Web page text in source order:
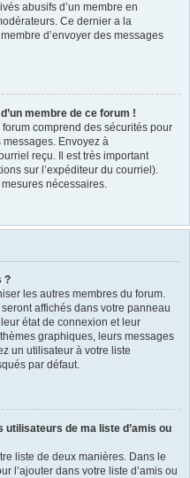
abusifs d’un membre en
Ce dernier a la
d’envoyer des messages
membre de ce forum !
comprend des sécurités pour
Envoyez à
reçu. Il est très important
sur l’expéditeur du courriel).
nécessaires.
?
les autres membres du forum.
affichés dans votre panneau
état de connexion et leur
graphiques, leurs messages
un utilisateur à votre liste
par défaut.
de ma liste d’amis ou
liste de deux manières. Dans le
l’ajouter dans votre liste d’amis ou